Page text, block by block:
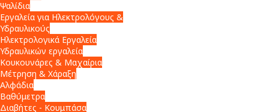
Ψαλίδια
Εργαλεία για Ηλεκτρολόγους &
Υδραυλικούς
Ηλεκτρολογικά Εργαλεία
Υδραυλικών εργαλεία
Κουκουνάρες & Μαχαίρια
Μέτρηση & Χάραξη
Αλφάδια
Βαθύμετρα
Διαβήτες - Κουμπάσα